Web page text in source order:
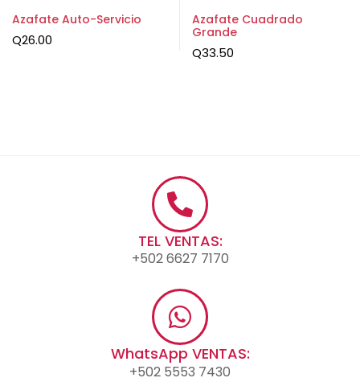
Azafate Auto-Servicio
Q26.00
Azafate Cuadrado
Grande
Q33.50
TEL VENTAS:
+502 6627 7170
WhatsApp VENTAS:
+502 5553 7430